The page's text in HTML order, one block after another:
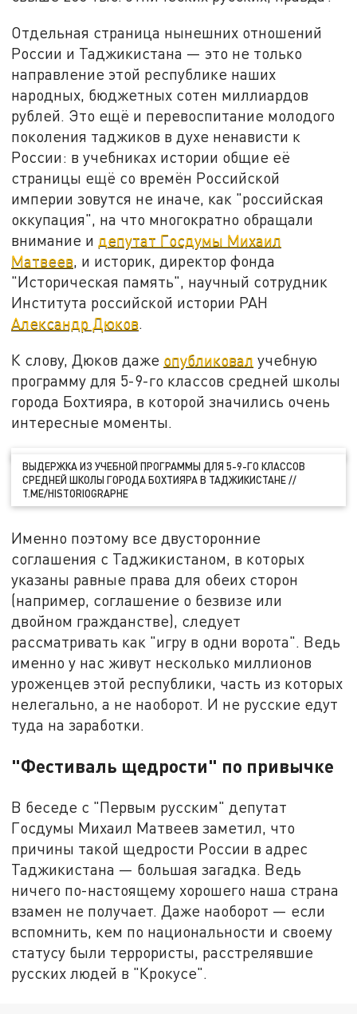
Отдельная страница нынешних отношений
России и Таджикистана — это не только
направление этой республике наших
народных, бюджетных сотен миллиардов
рублей. Это ещё и перевоспитание молодого
поколения таджиков в духе ненависти к
России: в учебниках истории общие её
страницы ещё со времён Российской
империи зовутся не иначе, как "российская
оккупация", на что многократно обращали
внимание и депутат Госдумы Михаил
Матвеев, и историк, директор фонда
"Историческая память", научный сотрудник
Института российской истории РАН
Александр Дюков.
К слову, Дюков даже опубликовал учебную
программу для 5-9-го классов средней школы
города Бохтияра, в которой значились очень
интересные моменты.
ВЫДЕРЖКА ИЗ УЧЕБНОЙ ПРОГРАММЫ ДЛЯ 5-9-ГО КЛАССОВ
СРЕДНЕЙ ШКОЛЫ ГОРОДА БОХТИЯРА В ТАДЖИКИСТАНЕ //
T.ME/HISTORIOGRAPHE
Именно поэтому все двусторонние
соглашения с Таджикистаном, в которых
указаны равные права для обеих сторон
(например, соглашение о безвизе или
двойном гражданстве), следует
рассматривать как "игру в одни ворота". Ведь
именно у нас живут несколько миллионов
уроженцев этой республики, часть из которых
нелегально, а не наоборот. И не русские едут
туда на заработки.
"Фестиваль щедрости" по привычке
В беседе с "Первым русским" депутат
Госдумы Михаил Матвеев заметил, что
причины такой щедрости России в адрес
Таджикистана — большая загадка. Ведь
ничего по-настоящему хорошего наша страна
взамен не получает. Даже наоборот — если
вспомнить, кем по национальности и своему
статусу были террористы, расстрелявшие
русских людей в "Крокусе".